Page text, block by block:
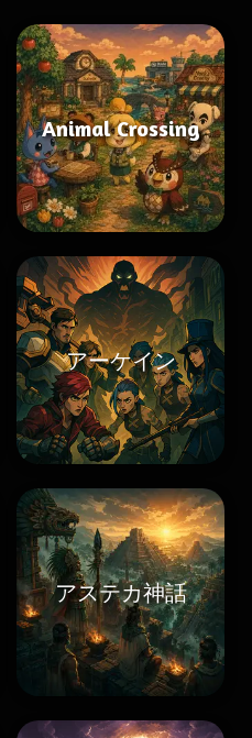
Animal Crossing
アーケイン
アステカ神話